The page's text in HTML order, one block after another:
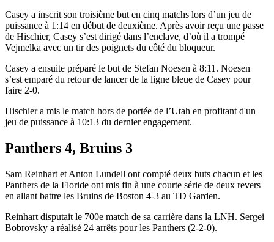
Casey a inscrit son troisième but en cinq matchs lors d’un jeu de
puissance à 1:14 en début de deuxième. Après avoir reçu une passe
de Hischier, Casey s’est dirigé dans l’enclave, d’où il a trompé
Vejmelka avec un tir des poignets du côté du bloqueur.
Casey a ensuite préparé le but de Stefan Noesen à 8:11. Noesen
s’est emparé du retour de lancer de la ligne bleue de Casey pour
faire 2-0.
Hischier a mis le match hors de portée de l’Utah en profitant d'un
jeu de puissance à 10:13 du dernier engagement.
Panthers 4, Bruins 3
Sam Reinhart et Anton Lundell ont compté deux buts chacun et les
Panthers de la Floride ont mis fin à une courte série de deux revers
en allant battre les Bruins de Boston 4-3 au TD Garden.
Reinhart disputait le 700e match de sa carrière dans la LNH. Sergei
Bobrovsky a réalisé 24 arrêts pour les Panthers (2-2-0).